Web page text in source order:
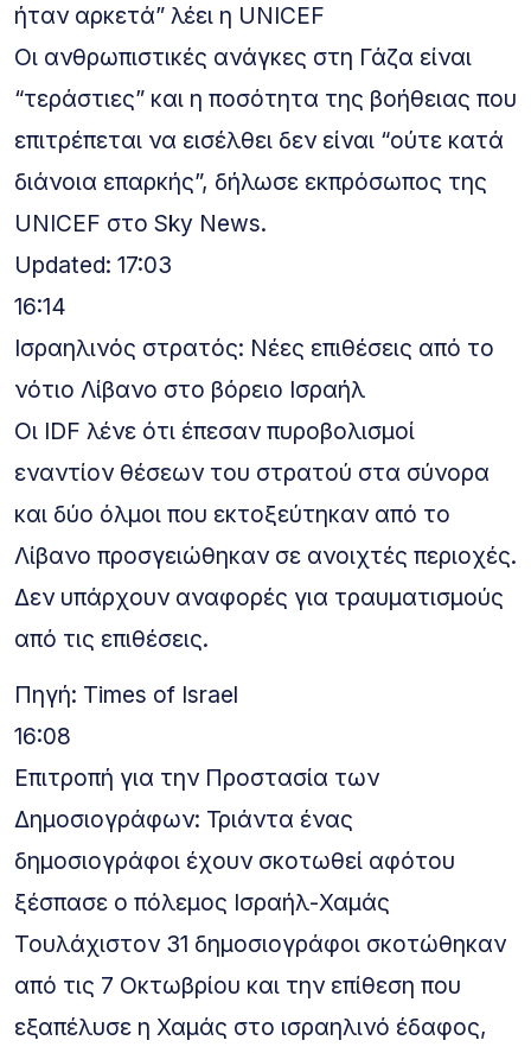
ήταν αρκετά” λέει η UNICEF
Οι ανθρωπιστικές ανάγκες στη Γάζα είναι
“τεράστιες” και η ποσότητα της βοήθειας που
επιτρέπεται να εισέλθει δεν είναι “ούτε κατά
διάνοια επαρκής”, δήλωσε εκπρόσωπος της
UNICEF στο Sky News.
Updated: 17:03
16:14
Ισραηλινός στρατός: Νέες επιθέσεις από το
νότιο Λίβανο στο βόρειο Ισραήλ
Οι IDF λένε ότι έπεσαν πυροβολισμοί
εναντίον θέσεων του στρατού στα σύνορα
και δύο όλμοι που εκτοξεύτηκαν από το
Λίβανο προσγειώθηκαν σε ανοιχτές περιοχές.
Δεν υπάρχουν αναφορές για τραυματισμούς
από τις επιθέσεις.
Πηγή: Times of Israel
16:08
Επιτροπή για την Προστασία των
Δημοσιογράφων: Τριάντα ένας
δημοσιογράφοι έχουν σκοτωθεί αφότου
ξέσπασε ο πόλεμος Ισραήλ-Χαμάς
Τουλάχιστον 31 δημοσιογράφοι σκοτώθηκαν
από τις 7 Οκτωβρίου και την επίθεση που
εξαπέλυσε η Χαμάς στο ισραηλινό έδαφος,